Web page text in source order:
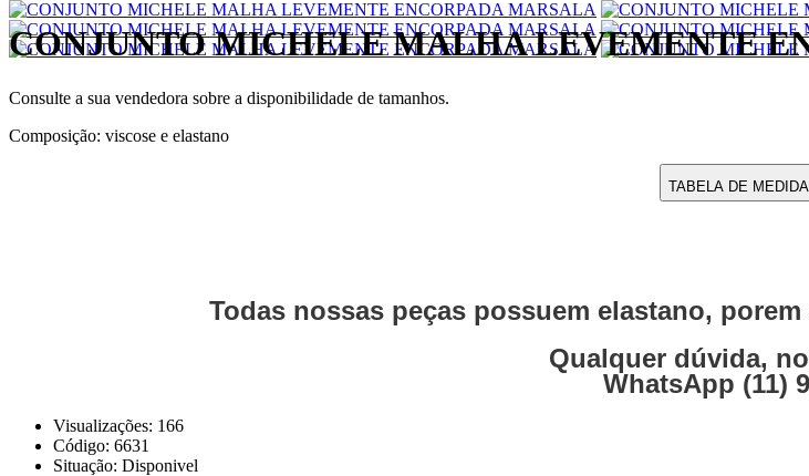
CONJUNTO MICHELE MALHA LEVEMENTE
Consulte a sua vendedora sobre a disponibilidade de tamanhos.
Composição: viscose e elastano
TABELA DE
Todas nossas peças possuem elastano,
Qualquer dúvida,
WhatsApp (11)
Visualizações: 166
Código: 6631
Situação: Disponivel